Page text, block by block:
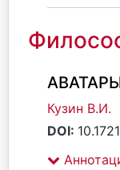
Кузин В.И.
DOI: